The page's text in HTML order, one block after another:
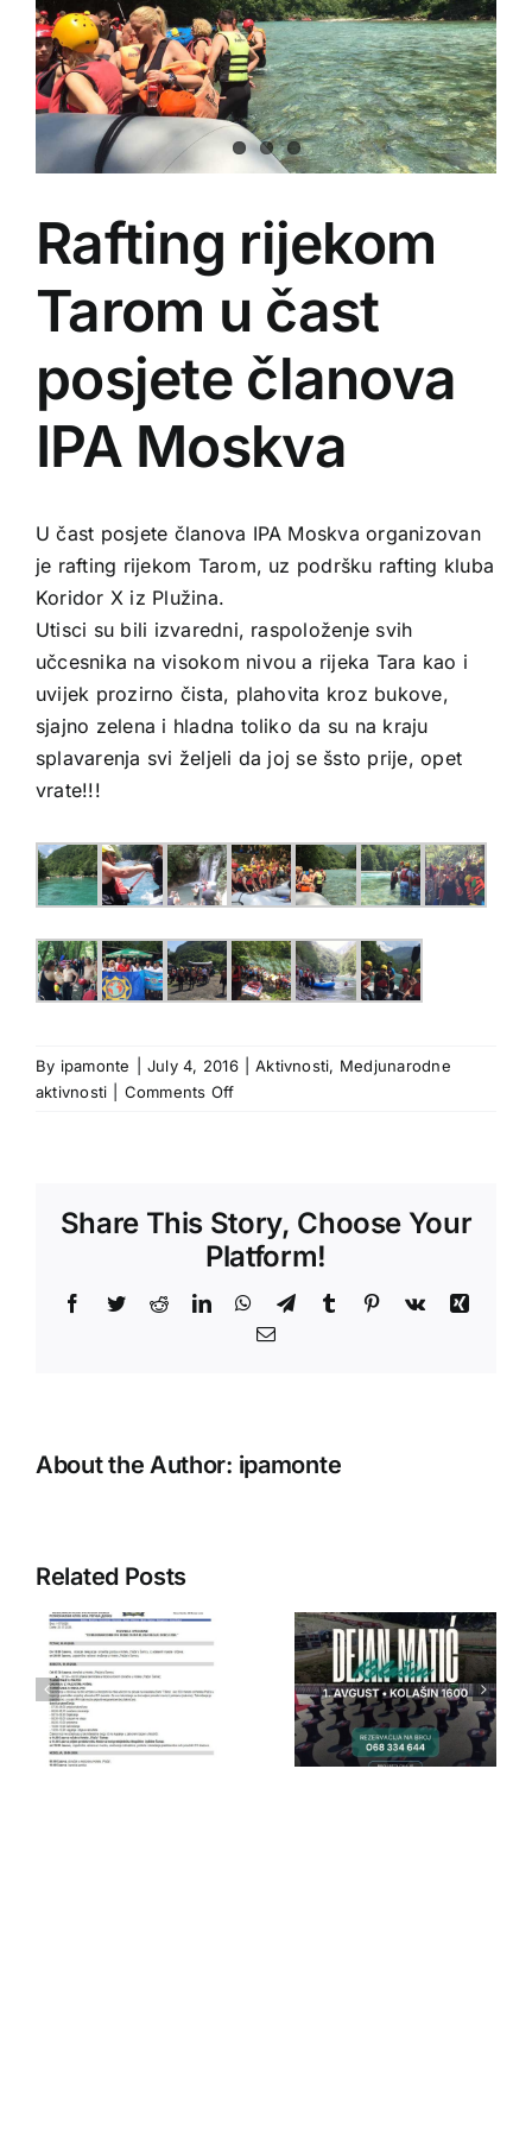
Rafting rijekom
Tarom u čast
posjete članova
IPA Moskva
U čast posjete članova IPA Moskva organizovan
je rafting rijekom Tarom, uz podršku rafting kluba
Koridor X iz Plužina.
Utisci su bili izvaredni, raspoloženje svih
učcesnika na visokom nivou a rijeka Tara kao i
uvijek prozirno čista, plahovita kroz bukove,
sjajno zelena i hladna toliko da su na kraju
splavarenja svi željeli da joj se šsto prije, opet
vrate!!!
By ipamonte July 4, 2016 Aktivnosti, Medjunarodne
aktivnosti
Comments Offon
čast
posjete
članova
IPA
Moskva
Share This Story, Choose Your
Platform!
Facebook
TwitterRedditLinkedInWhatsApp
TelegramTumblr Pinterest
Vk
Xing
Email
About the Author: ipamonte
Related Posts
IPA Crna
IPA Crna
Gora